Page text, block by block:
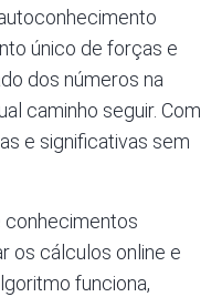
único de forças e
dos números na
caminho seguir. Com
e significativas sem
conhecimentos
os cálculos online e
funciona,